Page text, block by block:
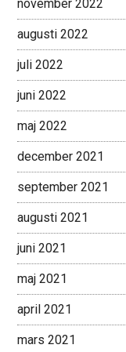
november 2022
augusti 2022
juli 2022
juni 2022
maj 2022
december 2021
september 2021
augusti 2021
juni 2021
maj 2021
april 2021
mars 2021